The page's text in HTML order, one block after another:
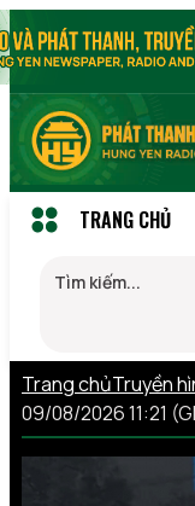
TRANG CHỦ
Trang chủTruyền
09/08/2026 11:21